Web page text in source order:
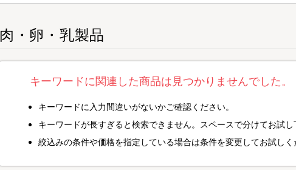
肉・卵・乳製品
キーワードに関連した商品は見つかりませんでした。
キーワードに入力間違いがないかご確認ください。
キーワードが長すぎると検索できません。スペースで分けてお試し
絞込みの条件や価格を指定している場合は条件を変更してお試しく